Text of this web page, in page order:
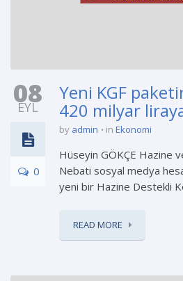
08
EYL
0
Yeni KGF
420 milyar
by admin in Ekonomi
Hüseyin GÖKÇE Hazine
Nebati sosyal medya
yeni bir Hazine Destekli
READ MORE